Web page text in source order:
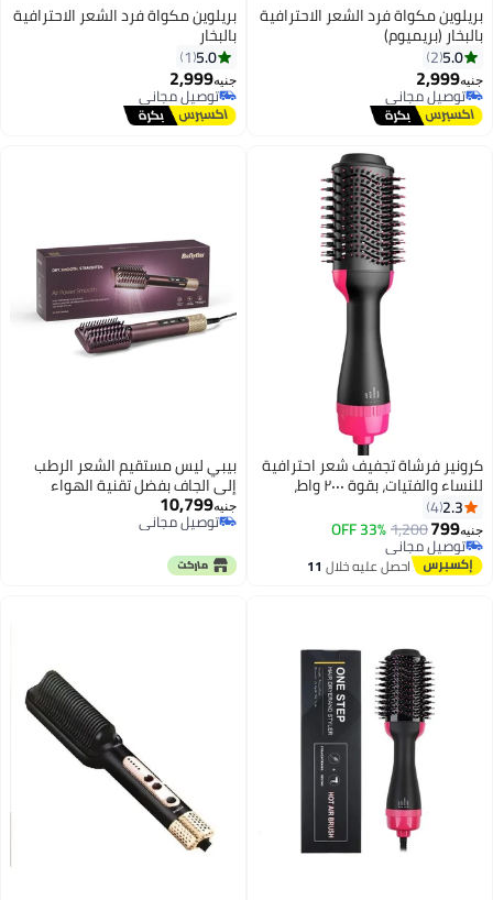
بريلوين مكواة فرد الشعر الاحترافية
بالبخار (بريميوم)
5.0
2
جنيه2,999
توصيل مجاني
توصيل مجاني
بريلوين مكواة فرد الشعر الاحترافية
بالبخار
5.0
1
جنيه2,999
توصيل مجاني
توصيل مجاني
كرونير فرشاة تجفيف شعر احترافية
للنساء والفتيات، بقوة ٢٠٠٠ واط،
تجفف الشعر وتحافظ على رطوبته،
بتصميم أنيق، سهل الاستخدام في
المنزل أو كمصفف شعر. أداء سريع
لتصفيف الشعر الناعم والمجعد.
2.3
4
جنيه799
1,200
33% OFF
توصيل مجاني
توصيل مجانياحصل عليه خلال 11
بيبي ليس مستقيم الشعر الرطب
إلى الجاف بفضل تقنية الهواء
القوي | فرشاة تنعيم | تدفق هواء
موجه | لوحة سيراميك | تقنية أيونية
جنيه10,799
توصيل مجاني
توصيل مجاني